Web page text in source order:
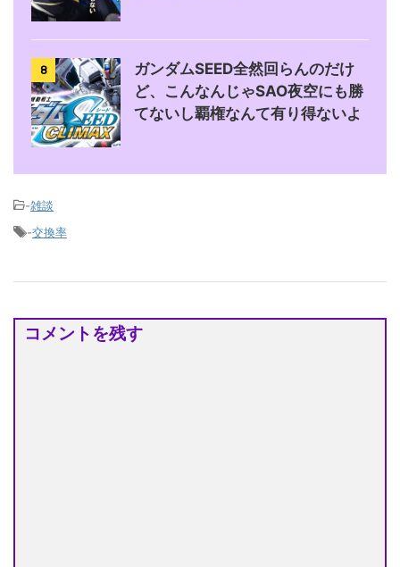
8
ガンダムSEED全然回らんのだけ
ど、こんなんじゃSAO夜空にも勝
てないし覇権なんて有り得ないよ
-雑談
-交換率
コメントを残す